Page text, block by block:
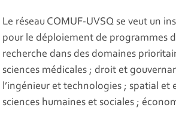
Le réseau COMUF-UVSQ se veut un
pour le déploiement de programmes
recherche dans des domaines
sciences médicales ; droit et
l’ingénieur et technologies ; spatial et
sciences humaines et sociales ;